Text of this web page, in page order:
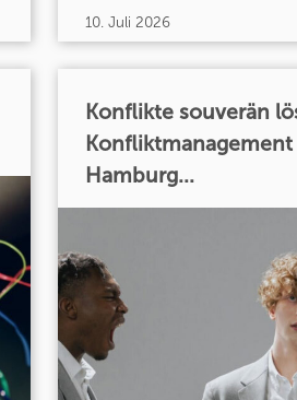
10. Juli 2026
Konflikte souverän
Konfliktmanagement
Hamburg...